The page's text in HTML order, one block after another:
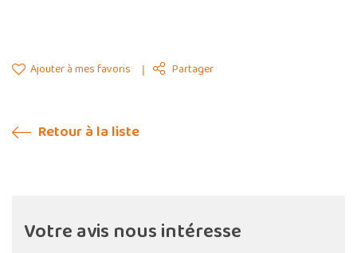
Ajouter à mes favoris Partager
Retour à la liste
Votre avis nous intéresse